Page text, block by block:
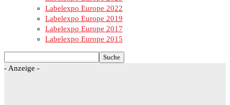
Labelexpo Europe 2022
Labelexpo Europe 2019
Labelexpo Europe 2017
Labelexpo Europe 2015
- Anzeige -